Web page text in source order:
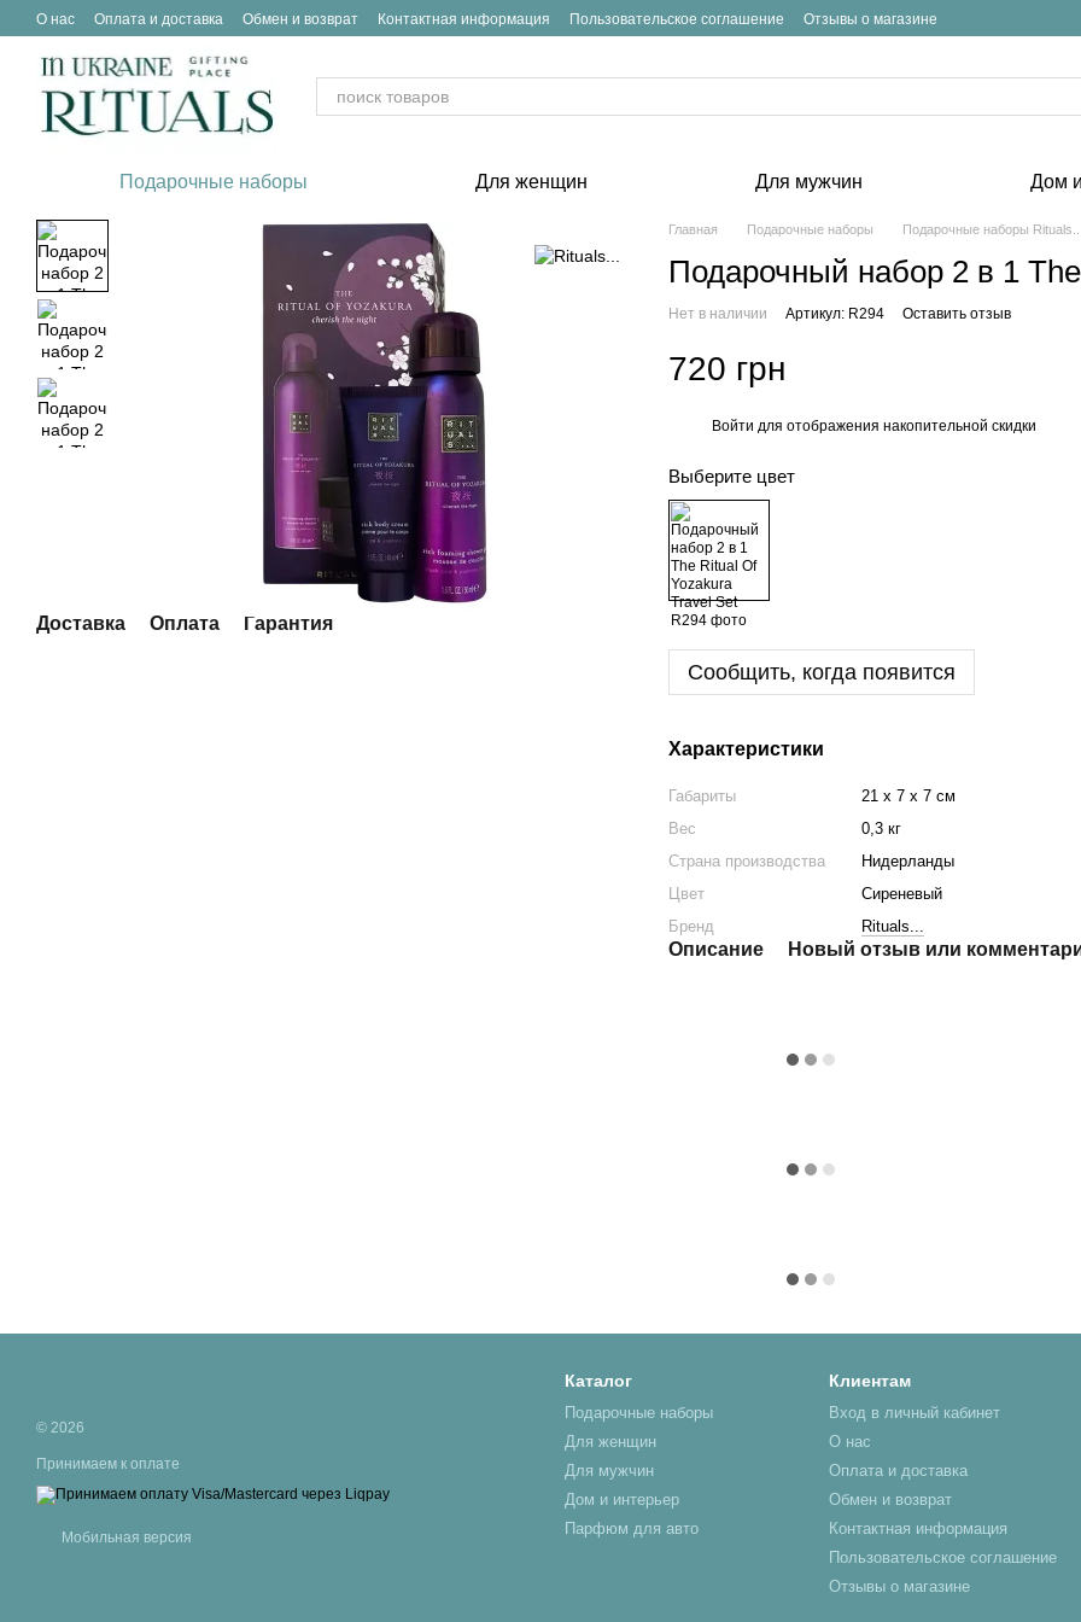
Перейти к основному контенту
О нас Оплата и доставка Обмен и возврат Контактная информация Пользовательское соглашение Отзывы о магазине
Подарочные наборы Для женщин Для мужчин Дом
Доставка Оплата Гарантия
Главная Подарочные наборы Подарочные наборы
Подарочный набор 2 в 1
Нет в наличии Артикул: R294 Оставить отзыв
720 грн
Войти для отображения накопительной скидки
Выберите цвет
Сообщить, когда появится
Характеристики
Габариты
21 х 7 х 7 см
Вес
0,3 кг
Страна производства
Нидерланды
Цвет
Сиреневый
Бренд
Rituals...
Описание Новый отзыв или
© 2026
Принимаем к оплате
Мобильная версия
Каталог
Подарочные наборы
Для женщин
Для мужчин
Дом и интерьер
Парфюм для авто
Клиентам
Вход в личный кабинет
О нас
Оплата и доставка
Обмен и возврат
Контактная информация
Пользовательское соглашение
Отзывы о магазине